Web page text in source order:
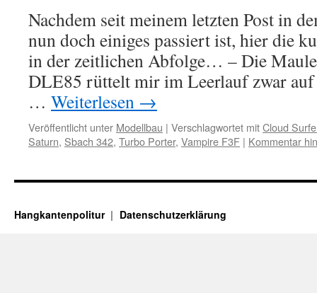
Nachdem seit meinem letzten Post in
nun doch einiges passiert ist, hier die
in der zeitlichen Abfolge… – Die
DLE85 rüttelt mir im Leerlauf zwar
… Weiterlesen →
Veröffentlicht unter Modellbau | Verschlagwortet mitCloud
Saturn, Sbach 342, Turbo Porter, Vampire F3F | Kommentar
Hangkantenpolitur Datenschutzerklärung